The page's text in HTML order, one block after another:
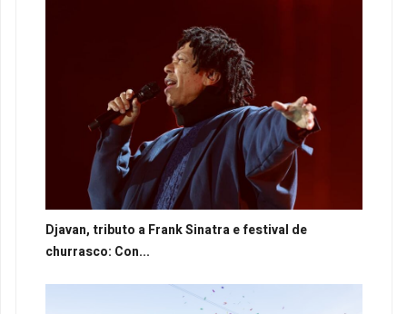
Djavan, tributo a Frank Sinatra e festival de
churrasco: Con...